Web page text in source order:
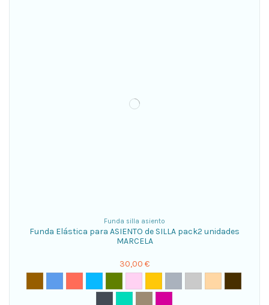
Funda silla asiento
Funda Elástica para ASIENTO de SILLA pack2 unidades
MARCELA
30,00 €